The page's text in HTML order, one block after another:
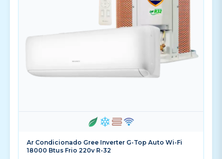
Ar Condicionado Gree Inverter G-Top Auto Wi-Fi
18000 Btus Frio 220v R-32